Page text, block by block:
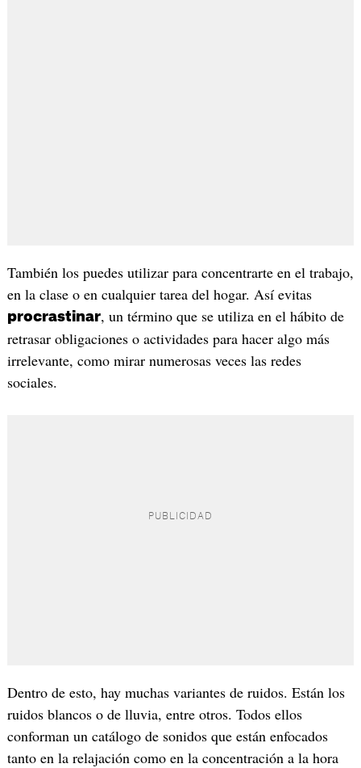
También los puedes utilizar para concentrarte en el trabajo,
en la clase o en cualquier tarea del hogar. Así evitas
procrastinar, un término que se utiliza en el hábito de
retrasar obligaciones o actividades para hacer algo más
irrelevante, como mirar numerosas veces las redes
sociales.
Dentro de esto, hay muchas variantes de ruidos. Están los
ruidos blancos o de lluvia, entre otros. Todos ellos
conforman un catálogo de sonidos que están enfocados
tanto en la relajación como en la concentración a la hora